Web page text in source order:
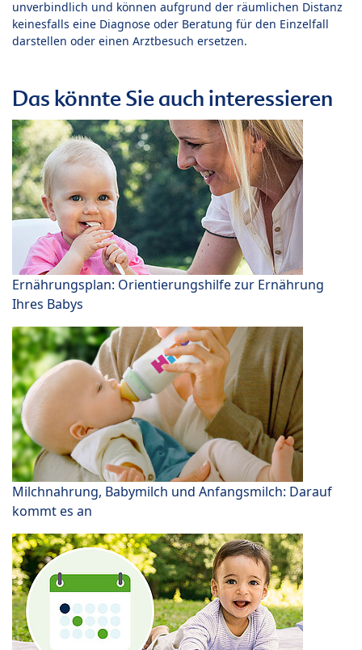
unverbindlich und können aufgrund der räumlichen Distanz
keinesfalls eine Diagnose oder Beratung für den Einzelfall
darstellen oder einen Arztbesuch ersetzen.
Das könnte Sie auch interessieren
Ernährungsplan: Orientierungshilfe zur Ernährung
Ihres Babys
Milchnahrung, Babymilch und Anfangsmilch: Darauf
kommt es an